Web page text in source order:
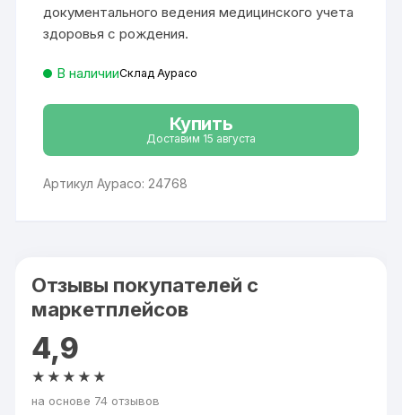
документального ведения медицинского учета
здоровья с рождения.
В наличииСклад Аурасо
Купить
Доставим 15 августа
Артикул Аурасо: 24768
Отзывы покупателей с
маркетплейсов
4,9
★★★★★
на основе 74 отзывов